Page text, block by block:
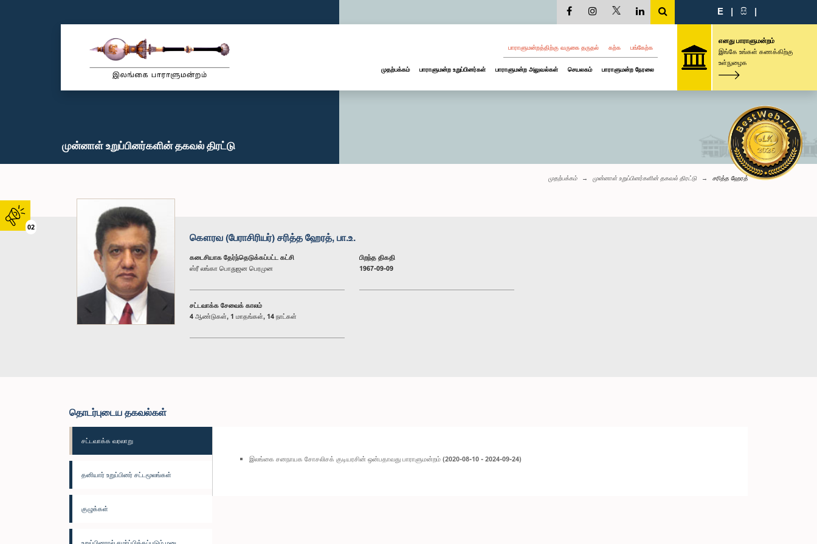
02
E | සි |
பாராளுமன்றத்திற்கு வருகை தருதல் கற்க பங்கேற்க
முதற்பக்கம் பாராளுமன்ற உறுப்பினர்கள் பாராளுமன்ற அலுவல்கள் செயலகம் பாராளுமன்ற நேரலை
எனது பாராளுமன்றம்
இங்கே உங்கள் கணக்கிற்கு
உள்நுழைக
முன்னாள் உறுப்பினர்களின் தகவல் திரட்டு
முதற்பக்கம் முன்னாள் உறுப்பினர்களின் தகவல் திரட்டு சரித்த ஹேரத்
கௌரவ (பேராசிரியர்) சரித்த ஹேரத், பா.உ.
கடைசியாக தேர்ந்தெடுக்கப்பட்ட கட்சி
ஸ்ரீ லங்கா பொதுஜன பெரமுன
பிறந்த திகதி
1967-09-09
சட்டவாக்க சேவைக் காலம்
4 ஆண்டுகள், 1 மாதங்கள், 14 நாட்கள்
தொடர்புடைய தகவல்கள்
சட்டவாக்க வரலாறு
தனியார் உறுப்பினர் சட்டமூலங்கள்
குழுக்கள்
இலங்கை சனநாயக சோசலிசக் குடியரசின் ஒன்பதாவது பாராளுமன்றம் (2020-08-10 - 2024-09-24)